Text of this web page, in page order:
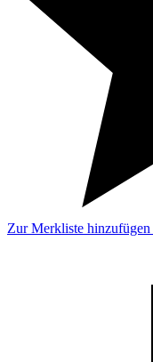
Zur Merkliste hinzufügen